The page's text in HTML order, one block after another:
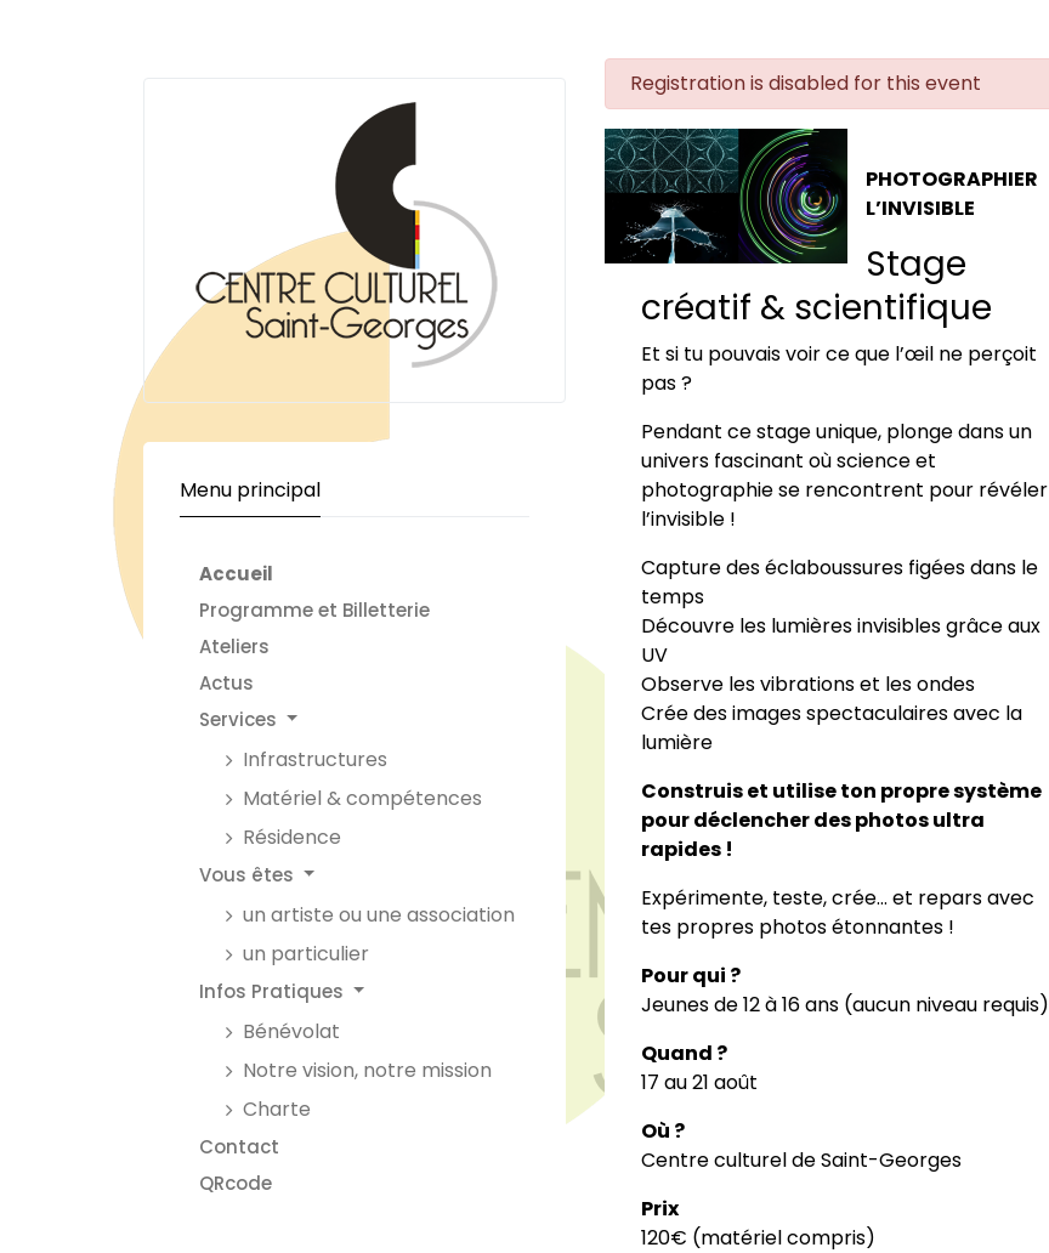
danger
Registration is disabled for this event
PHOTOGRAPHIER
L’INVISIBLE
Stage
créatif & scientifique
Et si tu pouvais voir ce que l’œil ne perçoit
pas ?
Pendant ce stage unique, plonge dans un
univers fascinant où science et
photographie se rencontrent pour révéler
l’invisible !
Capture des éclaboussures figées dans le
temps
Découvre les lumières invisibles grâce aux
UV
Observe les vibrations et les ondes
Crée des images spectaculaires avec la
lumière
Construis et utilise ton propre système
pour déclencher des photos ultra
rapides !
Expérimente, teste, crée… et repars avec
tes propres photos étonnantes !
Pour qui ?
Jeunes de 12 à 16 ans (aucun niveau requis)
Quand ?
17 au 21 août
Où ?
Centre culturel de Saint-Georges
Prix
120€ (matériel compris)
Menu principal
Accueil
Programme et Billetterie
Ateliers
Actus
Services
Infrastructures
Matériel & compétences
Résidence
Vous êtes
un artiste ou une association
un particulier
Infos Pratiques
Bénévolat
Notre vision, notre mission
Charte
Contact
QRcode